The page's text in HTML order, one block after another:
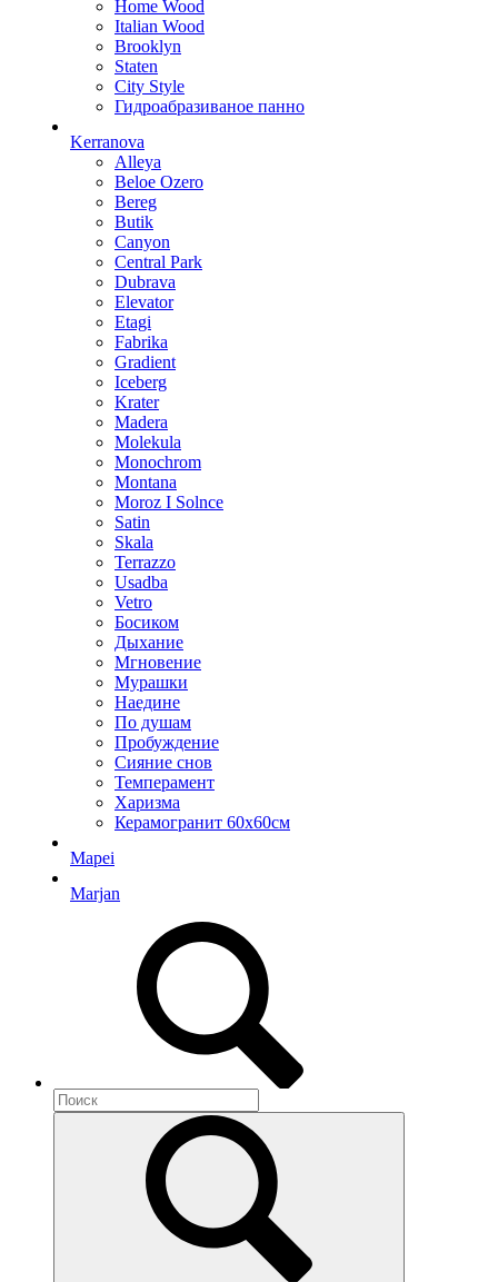
Home Wood
Italian Wood
Brooklyn
Staten
City Style
Гидроабразиваное панно
Kerranova
Alleya
Beloe Ozero
Bereg
Butik
Canyon
Central Park
Dubrava
Elevator
Etagi
Fabrika
Gradient
Iceberg
Krater
Madera
Molekula
Monochrom
Montana
Moroz I Solnce
Satin
Skala
Terrazzo
Usadba
Vetro
Босиком
Дыхание
Мгновение
Мурашки
Наедине
По душам
Пробуждение
Сияние снов
Темперамент
Харизма
Керамогранит 60х60см
Mapei
Marjan